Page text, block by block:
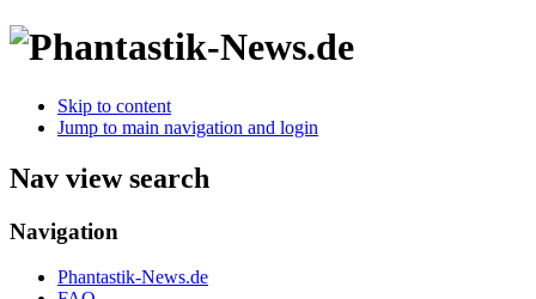
Skip to content
Jump to main navigation and login
Nav view search
Navigation
Phantastik-News.de